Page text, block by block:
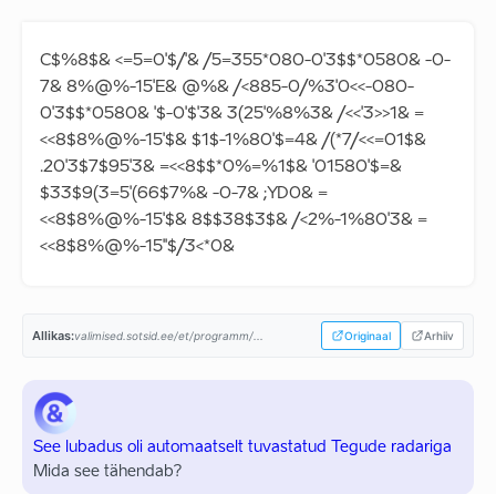
C$%8$& <=5=0'$/'& /5=355*080-0'3$$*0580& -0-
7& 8%@%-15'E& @%& /<885-0/%3'0<<-080-
0'3$$*0580& '$-0'$'3& 3(25'%8%3& /<<'3>>1& =
<<8$8%@%-15'$& $1$-1%80'$=4& /(*7/<<=01$&
.20'3$7$95'3& =<<8$$*0%=%1$& '01580'$=&
$33$9(3=5'(66$7%& -0-7& ;YD0& =
<<8$8%@%-15'$& 8$$38$3$& /<2%-1%80'3& =
<<8$8%@%-15''$/3<*0&
Allikas:valimised.sotsid.ee/et/programm/... Originaal Arhiiv
See lubadus oli automaatselt tuvastatud Tegude radariga
Mida see tähendab?